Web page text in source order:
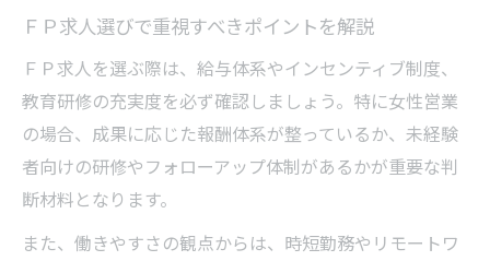
ＦＰ求人選びで重視すべきポイントを解説
ＦＰ求人を選ぶ際は、給与体系やインセンティブ制度、
教育研修の充実度を必ず確認しましょう。特に女性営業
の場合、成果に応じた報酬体系が整っているか、未経験
者向けの研修やフォローアップ体制があるかが重要な判
断材料となります。
また、働きやすさの観点からは、時短勤務やリモートワ